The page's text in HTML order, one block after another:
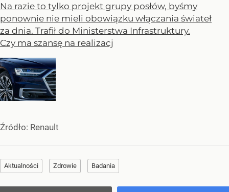
Na razie to tylko projekt grupy posłów, byśmy
ponownie nie mieli obowiązku włączania świateł
za dnia. Trafił do Ministerstwa Infrastruktury.
Czy ma szansę na realizacj
Źródło: Renault
Aktualności Zdrowie Badania